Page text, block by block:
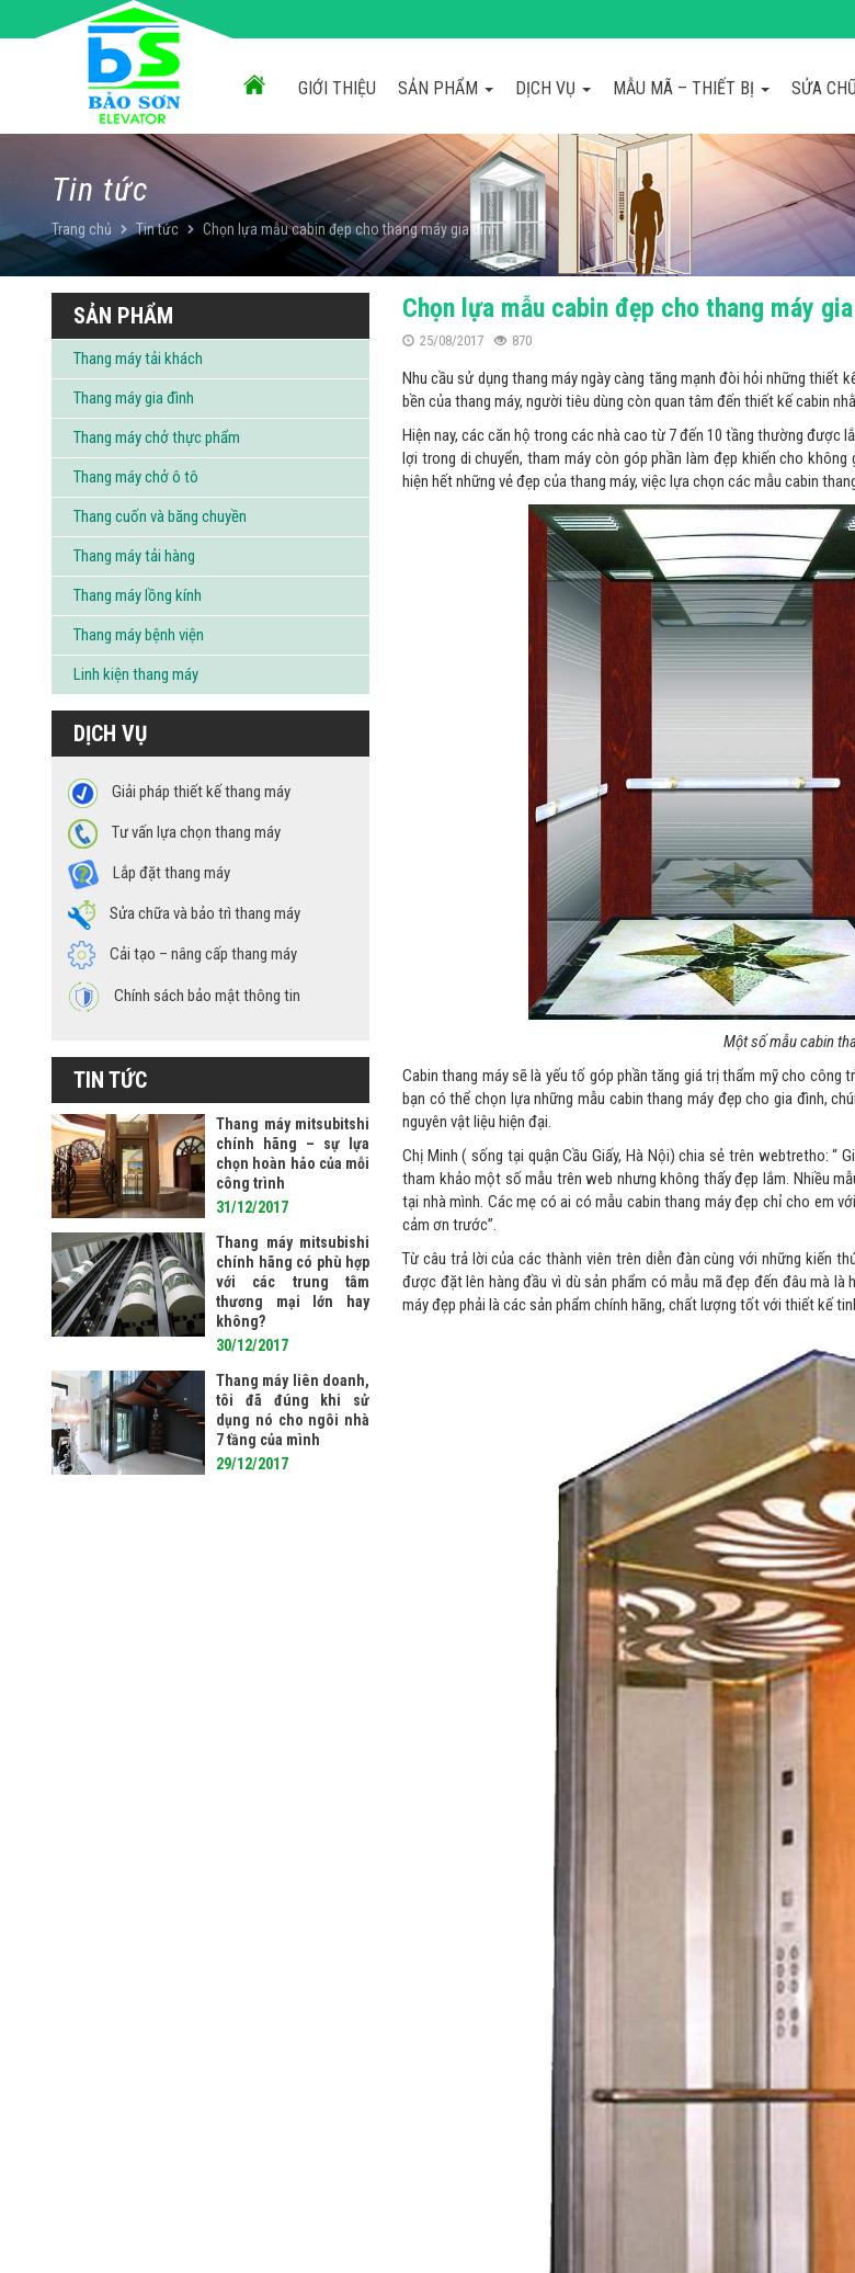
GIỚI THIỆU SẢN PHẨM DỊCH VỤ MẪU MÃ – THIẾT BỊ SỬA
Tin tức
Trang chủ Tin tức Chọn lựa mẫu cabin đẹp cho thang máy gia đình
Chọn lựa mẫu cabin đẹp cho thang máy
25/08/2017 870
Nhu cầu sử dụng thang máy ngày càng tăng mạnh đòi hỏi những thiết
bền của thang máy, người tiêu dùng còn quan tâm đến thiết kế cabin
Hiện nay, các căn hộ trong các nhà cao từ 7 đến 10 tầng thường được
lợi trong di chuyển, tham máy còn góp phần làm đẹp khiến cho
hiện hết những vẻ đẹp của thang máy, việc lựa chọn các mẫu cabin
Một số mẫu cabin
Cabin thang máy sẽ là yếu tố góp phần tăng giá trị thẩm mỹ cho công
bạn có thể chọn lựa những mẫu cabin thang máy đẹp cho gia đình,
nguyên vật liệu hiện đại.
Chị Minh ( sống tại quận Cầu Giấy, Hà Nội) chia sẻ trên webtretho: “
tham khảo một số mẫu trên web nhưng không thấy đẹp lắm. Nhiều
tại nhà mình. Các mẹ có ai có mẫu cabin thang máy đẹp chỉ cho em
cảm ơn trước”.
Từ câu trả lời của các thành viên trên diễn đàn cùng với những kiến
được đặt lên hàng đầu vì dù sản phẩm có mẫu mã đẹp đến đâu mà
máy đẹp phải là các sản phẩm chính hãng, chất lượng tốt với thiết kế
SẢN PHẨM
Thang máy tải khách
Thang máy gia đình
Thang máy chở thực phẩm
Thang máy chở ô tô
Thang cuốn và băng chuyền
Thang máy tải hàng
Thang máy lồng kính
Thang máy bệnh viện
Linh kiện thang máy
DỊCH VỤ
Giải pháp thiết kế thang máy
Tư vấn lựa chọn thang máy
Lắp đặt thang máy
Sửa chữa và bảo trì thang máy
Cải tạo – nâng cấp thang máy
Chính sách bảo mật thông tin
TIN TỨC
Thang máy mitsubitshi
chính hãng – sự lựa
chọn hoàn hảo của mỗi
công trình
31/12/2017
Thang máy mitsubishi
chính hãng có phù hợp
với các trung tâm
thương mại lớn hay
không?
30/12/2017
Thang máy liên doanh,
tôi đã đúng khi sử
dụng nó cho ngôi nhà
7 tầng của mình
29/12/2017